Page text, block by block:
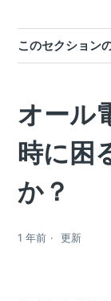
このセクション
オール
時に困
か？
1 年前 更新